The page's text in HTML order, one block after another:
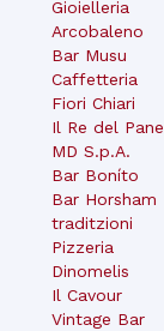
Gioielleria
Arcobaleno
Bar Musu
Caffetteria
Fiori Chiari
Il Re del Pane
MD S.p.A.
Bar Boníto
Bar Horsham
traditzioni
Pizzeria
Dinomelis
Il Cavour
Vintage Bar